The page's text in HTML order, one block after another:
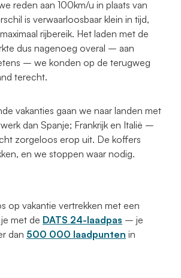
reden aan 100km/u in plaats van
is verwaarloosbaar klein in tijd,
rijbereik. Het laden met de
dus nagenoeg overal – aan
– we konden op de terugweg
terecht.
vakanties gaan we naar landen met
dan Spanje; Frankrijk en Italië –
zorgeloos erop uit. De koffers
en we stoppen waar nodig.
op vakantie vertrekken met een
met de DATS 24-laadpas – je
dan 500 000 laadpunten in